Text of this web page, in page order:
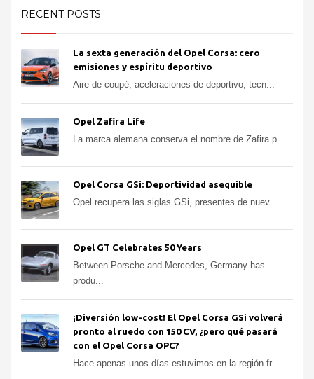
RECENT POSTS
La sexta generación del Opel Corsa: cero
emisiones y espíritu deportivo
Aire de coupé, aceleraciones de deportivo, tecn...
Opel Zafira Life
La marca alemana conserva el nombre de Zafira p...
Opel Corsa GSi: Deportividad asequible
Opel recupera las siglas GSi, presentes de nuev...
Opel GT Celebrates 50 Years
Between Porsche and Mercedes, Germany has
produ...
¡Diversión low-cost! El Opel Corsa GSi volverá
pronto al ruedo con 150 CV, ¿pero qué pasará
con el Opel Corsa OPC?
Hace apenas unos días estuvimos en la región fr...